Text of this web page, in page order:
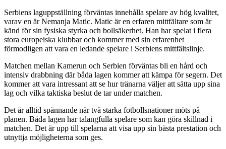
Serbiens laguppställning förväntas innehålla spelare av hög kvalitet,
varav en är Nemanja Matic. Matic är en erfaren mittfältare som är
känd för sin fysiska styrka och bollsäkerhet. Han har spelat i flera
stora europeiska klubbar och kommer med sin erfarenhet
förmodligen att vara en ledande spelare i Serbiens mittfältslinje.
Matchen mellan Kamerun och Serbien förväntas bli en hård och
intensiv drabbning där båda lagen kommer att kämpa för segern. Det
kommer att vara intressant att se hur tränarna väljer att sätta upp sina
lag och vilka taktiska beslut de tar under matchen.
Det är alltid spännande när två starka fotbollsnationer möts på
planen. Båda lagen har talangfulla spelare som kan göra skillnad i
matchen. Det är upp till spelarna att visa upp sin bästa prestation och
utnyttja möjligheterna som ges.